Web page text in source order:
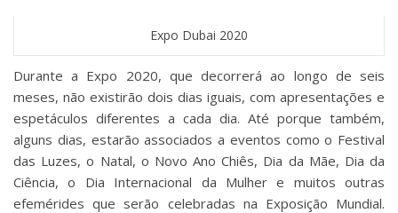
Expo Dubai 2020
Durante a Expo 2020, que decorrerá ao longo de seis
meses, não existirão dois dias iguais, com apresentações e
espetáculos diferentes a cada dia. Até porque também,
alguns dias, estarão associados a eventos como o Festival
das Luzes, o Natal, o Novo Ano Chiês, Dia da Mãe, Dia da
Ciência, o Dia Internacional da Mulher e muitos outras
efemérides que serão celebradas na Exposição Mundial.